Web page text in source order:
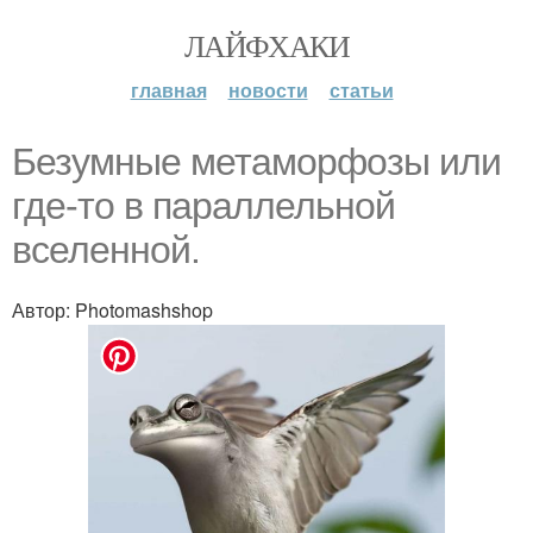
ЛАЙФХАКИ
главная новости статьи
Безумные метаморфозы или
где-то в параллельной
вселенной.
Автор: Photomashshop